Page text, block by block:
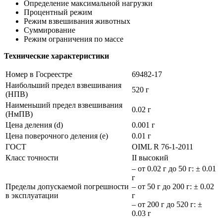
Определение максимальной нагрузки
Процентный режим
Режим взвешивания животных
Суммирование
Режим ограничения по массе
Технические характеристики
Номер в Госреестре
69482-17
Наибольший предел взвешивания
(НПВ)
520 г
Наименьший предел взвешивания
(НмПВ)
0.02 г
Цена деления (d)
0.001 г
Цена поверочного деления (e)
0.01 г
ГОСТ
OIML R 76-1-2011
Класс точности
II высокий
Пределы допускаемой погрешности
в эксплуатации
– от 0.02 г до 50 г: ± 0.01
г
– от 50 г до 200 г: ± 0.02
г
– от 200 г до 520 г: ±
0.03 г